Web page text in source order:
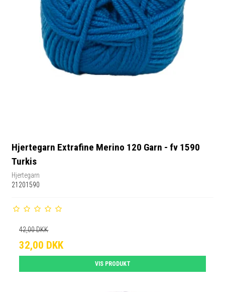
Hjertegarn Extrafine Merino 120 Garn - fv 1590
Turkis
Hjertegarn
21201590
42,00 DKK
32,00 DKK
VIS PRODUKT